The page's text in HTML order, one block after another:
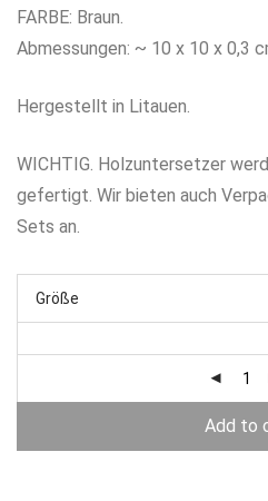
FARBE: Braun.
Abmessungen: ~ 10 x 10 x 0,3
Hergestellt in Litauen.
WICHTIG. Holzuntersetzer
gefertigt. Wir bieten auch
Sets an.
Größe
Add to